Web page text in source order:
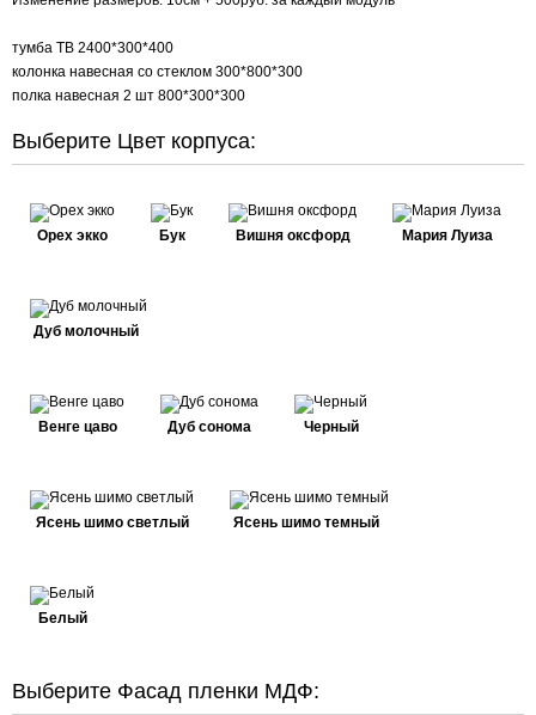
тумба ТВ 2400*300*400
колонка навесная со стеклом 300*800*300
полка навесная 2 шт 800*300*300
Выберите Цвет корпуса:
Орех экко Бук Вишня оксфорд Мария Луиза
Дуб молочный
Венге цаво Дуб сонома Черный
Ясень шимо светлый Ясень шимо темный
Белый
Выберите Фасад пленки МДФ: